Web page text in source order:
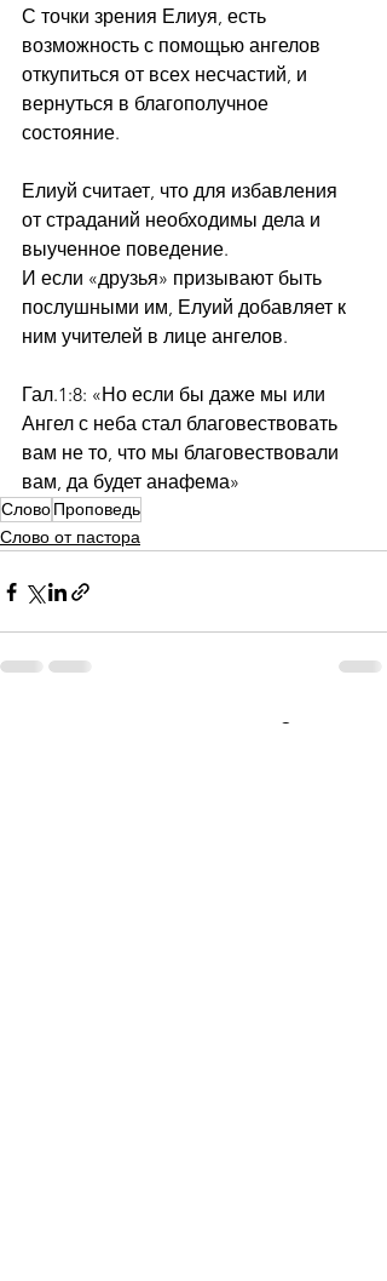
С точки зрения Елиуя, есть
возможность с помощью ангелов
откупиться от всех несчастий, и
вернуться в благополучное
состояние.
Елиуй считает, что для избавления
от страданий необходимы дела и
выученное поведение.
И если «друзья» призывают быть
послушными им, Елуий добавляет к
ним учителей в лице ангелов.
Гал.1:8: «Но если бы даже мы или
Ангел с неба стал благовествовать
вам не то, что мы благовествовали
вам, да будет анафема»
СловоПроповедь
Слово от пастора
Смотреть все